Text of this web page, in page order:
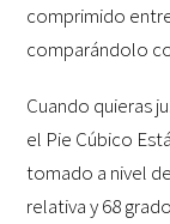
comprimido
comparándolo
Cuando quieras
el Pie Cúbico
tomado a nivel
relativa y 68